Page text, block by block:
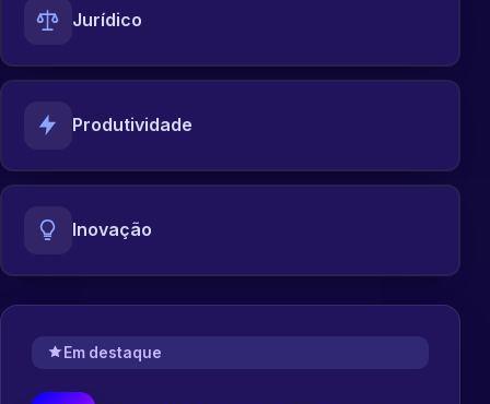
Jurídico
Produtividade
Inovação
Em destaque